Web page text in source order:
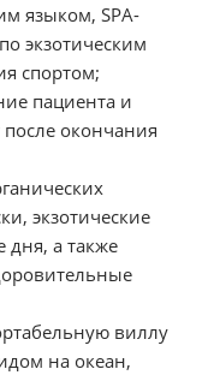
языком, SPA-
экзотическим
спортом;
пациента и
окончания
экзотические
дня, а также
виллу
на океан,